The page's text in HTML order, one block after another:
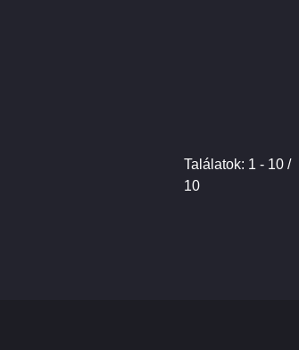
Találatok: 1 - 10 /
10